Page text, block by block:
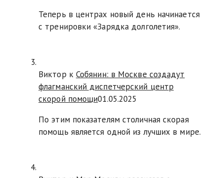
Теперь в центрах новый день начинается
с тренировки «Зарядка долголетия».
Виктор к Собянин: в Москве создадут
флагманский диспетчерский центр
скорой помощи01.05.2025
По этим показателям столичная скорая
помощь является одной из лучших в мире.